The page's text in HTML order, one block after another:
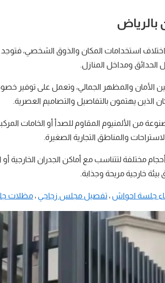
بالرياض
استخدامات المكان والذوق الشخصي، فتوجد
الحدائق ومداخل المنازل.
بين الأمان والمظهر الجمالي، وتعمل على توفير
الذين يهتمون بالتفاصيل والتصاميم العصرية.
والمناطق التجارية الصغيرة.
مختلفة لتتناسب مع أماكن الجدران
بيئة خارجية مريحة وجذابة.
جلسة احواش ،تفصيل مجلس زجاجي ،مظلات